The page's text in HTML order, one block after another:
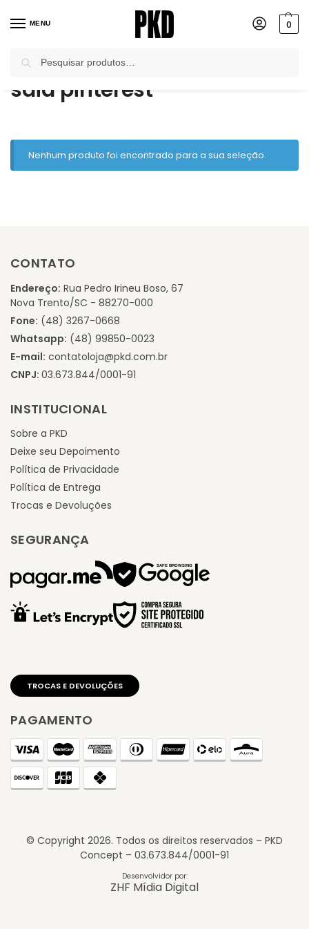
MENU 0
Início / Produtos marcados com a tag “saia pinterest”
saia pinterest
Nenhum produto foi encontrado para a sua seleção.
CONTATO
Endereço: Rua Pedro Irineu Boso, 67
Nova Trento/SC - 88270-000
Fone: (48) 3267-0668
Whatsapp: (48) 99850-0023
E-mail: contatoloja@pkd.com.br
CNPJ: 03.673.844/0001-91
INSTITUCIONAL
Sobre a PKD
Deixe seu Depoimento
Política de Privacidade
Política de Entrega
Trocas e Devoluções
SEGURANÇA
TROCAS E DEVOLUÇÕES
PAGAMENTO
© Copyright 2026. Todos os direitos reservados – PKD
Concept – 03.673.844/0001-91
Desenvolvidor por:
ZHF Mídia Digital